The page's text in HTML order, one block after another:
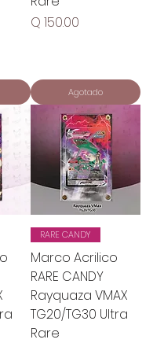
Precio
Q 150.00
Agotado
RARE CANDY
Marco Acrilico
RARE CANDY
Rayquaza VMAX
TG20/TG30 Ultra
Rare